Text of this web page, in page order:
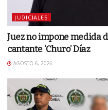
JUDICIALES
Juez no impone medida
cantante ‘Churo’ Díaz
AGOSTO 6, 2026